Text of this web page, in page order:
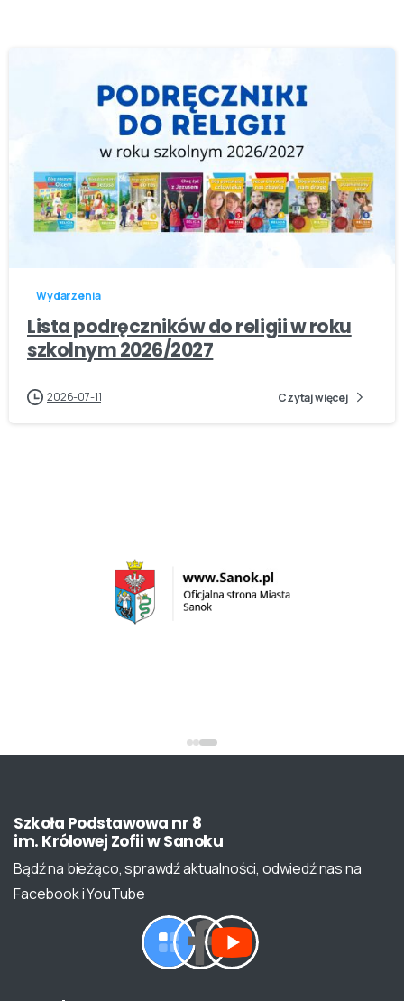
-
Wydarzenia
Lista podręczników do religii w roku
szkolnym 2026/2027
2026-07-11 Czytaj więcej
Szkoła Podstawowa nr 8
im. Królowej ZofiiwSanoku
Bądź na bieżąco, sprawdź aktualności, odwiedź nas na
Facebook i YouTube